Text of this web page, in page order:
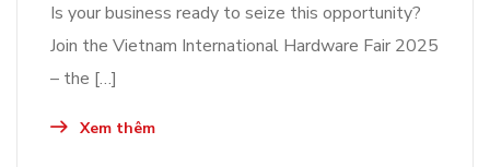
Is your business ready to seize this opportunity?
Join the Vietnam International Hardware Fair 2025
– the […]
Xem thêm